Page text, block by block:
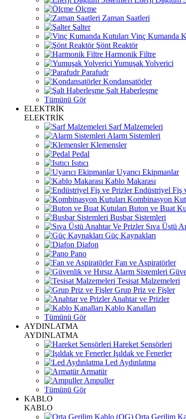
Ölçme
Zaman Saatleri
Şalter
Vinç Kumanda
Şönt Reaktör
Harmonik Filtre
Yumuşak Yolverici
Parafudr
Kondansatörler
Şalt Haberleşme
Tümünü Gör
ELEKTRİK
ELEKTRİK
Sarf Malzemeleri
Alarm Sistemleri
Klemensler
Pedal
Isıtıcı
Uyarıcı Ekipmanlar
Kablo Makarası
Endüstriyel Fiş
Kombinasyon
Buton ve Buat
Busbar Sistemleri
Sıva Üstü
Güç Kaynakları
Diafon
Pano
Fan ve Aspiratörler
Tesisat Malzemeleri
Grup Priz ve Fişler
Anahtar ve Prizler
Kablo Kanalları
Tümünü Gör
AYDINLATMA
AYDINLATMA
Hareket Sensörleri
Işıldak ve Fenerler
Led Aydınlatma
Armatür
Ampuller
Tümünü Gör
KABLO
KABLO
Orta Gerilim